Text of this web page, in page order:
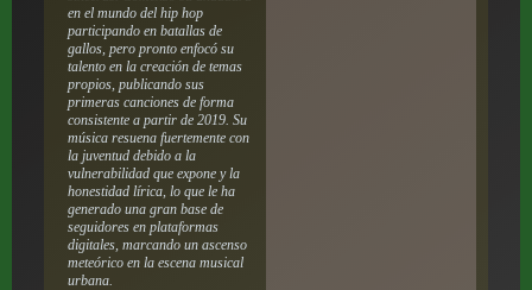
en el mundo del hip hop
participando en batallas de
gallos, pero pronto enfocó su
talento en la creación de temas
propios, publicando sus
primeras canciones de forma
consistente a partir de 2019. Su
música resuena fuertemente con
la juventud debido a la
vulnerabilidad que expone y la
honestidad lírica, lo que le ha
generado una gran base de
seguidores en plataformas
digitales, marcando un ascenso
meteórico en la escena musical
urbana.